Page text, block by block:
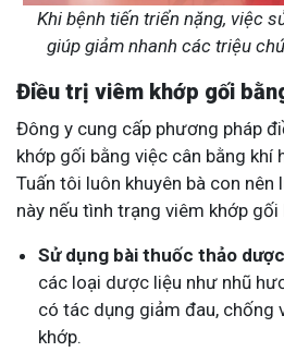
Khi bệnh tiến triển nặng, việc
giúp giảm nhanh các triệu
Điều trị viêm khớp gối
Đông y cung cấp phương pháp
khớp gối bằng việc cân bằng khí
Tuấn tôi luôn khuyên bà con
này nếu tình trạng viêm khớp
Sử dụng bài thuốc thảo dược
các loại dược liệu như nhũ
có tác dụng giảm đau, chống
khớp.